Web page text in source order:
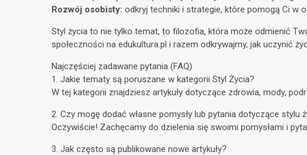
Rozwój osobisty: odkryj techniki i strategie, które pomogą Ci w
Styl życia to nie tylko temat, to filozofia, która może odmienić
społeczności na edukultura.pl i razem odkrywajmy, jak uczynić
Najczęściej zadawane pytania (FAQ)
1. Jakie tematy są poruszane w kategorii Styl Życia?
W tej kategorii znajdziesz artykuły dotyczące zdrowia, mody,
2. Czy mogę dodać własne pomysły lub pytania dotyczące stylu
Oczywiście! Zachęcamy do dzielenia się swoimi pomysłami i
3. Jak często są publikowane nowe artykuły?